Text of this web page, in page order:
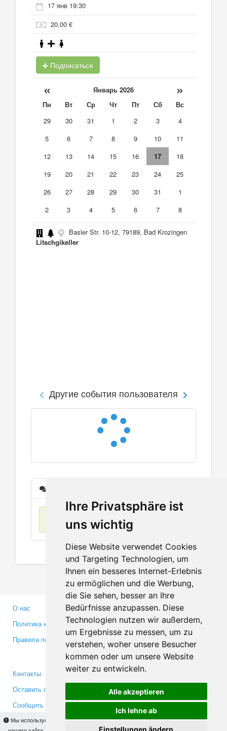
Ihre Privatsphäre ist
uns wichtig
Diese Website verwendet Cookies
und Targeting Technologien, um
Ihnen ein besseres Internet-Erlebnis
zu ermöglichen und die Werbung,
die Sie sehen, besser an Ihre
Bedürfnisse anzupassen. Diese
Technologien nutzen wir außerdem,
um Ergebnisse zu messen, um zu
verstehen, woher unsere Besucher
kommen oder um unsere Website
weiter zu entwickeln.
Alle akzeptieren
Ich lehne ab
Мы используем cookies для того, чтобы Вы могли использовать весь функционал
17 янв 19:30
20,00 €
Подписаться
« Январь 2026 »
Пн Вт Ср Чт Пт Сб
Вс
29
30 31 1 2 3
4
5
6 7 8 9 10
11
12
13 14 15 16 17
18
19
20 21 22 23 24
25
26
27 28 29 30 31
1
2
3 4 5 6 7 8
Basler Str. 10-12, 79189, Bad Krozingen
Litschgikeller
Другие события пользователя
О нас
Политика конфиденциальности
Правила пользования
Партнерам
Инвесторам
Медиа
Контакты
Оставить отзыв
Сообщить об ошибке
Facebook
Twitter
YouTube
Google+